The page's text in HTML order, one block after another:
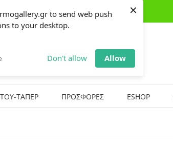
to send web push
to your desktop.
Don't allow Allow
×
ΤΑΠΕΡ ΠΡΟΣΦΟΡΕΣ ESHOP